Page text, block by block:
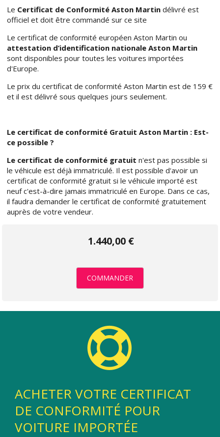
Le Certificat de Conformité Aston Martindélivré est
officiel et doit être commandé sur ce site
Le certificat de conformité européen Aston Martin ou
attestation d’identification nationale Aston Martin
sont disponibles pour toutes les voitures importées
d'Europe.
Le prix du certificat de conformité Aston Martin est de 159 €
et il est délivré sous quelques jours seulement.
Le certificat de conformité Gratuit Aston Martin : Est-
ce possible ?
Le certificat de conformité gratuit n'est pas possible si
le véhicule est déjà immatriculé. Il est possible d'avoir un
certificat de conformité gratuit si le véhicule importé est
neuf c'est-à-dire jamais immatriculé en Europe. Dans ce cas,
il faudra demander le certificat de conformité gratuitement
auprès de votre vendeur.
1.440,00 €
COMMANDER
ACHETER VOTRE CERTIFICAT
DE CONFORMITÉ POUR
VOITURE IMPORTÉE